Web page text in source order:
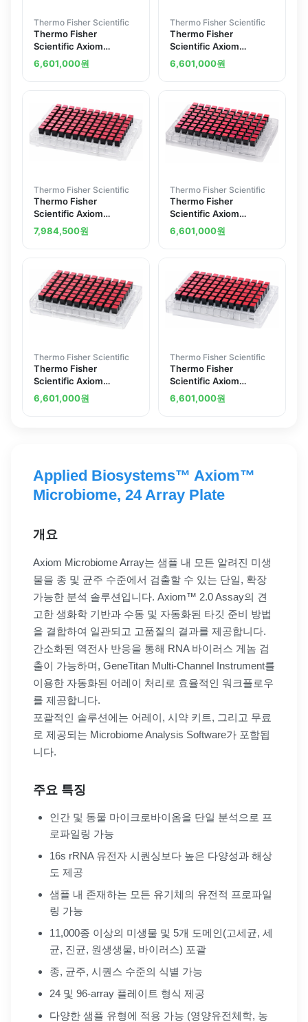
Thermo Fisher Scientific
Thermo Fisher
Scientific Axiom
Genome-Wide EAS 1
Array Plate
6,601,000원
Thermo Fisher Scientific
Thermo Fisher
Scientific Axiom
Genome-Wide AFR 1
Array Plate
6,601,000원
Thermo Fisher Scientific
Thermo Fisher
Scientific Axiom
PangenomiX Array Kit 1
x 96 plate kit
7,984,500원
Thermo Fisher Scientific
Thermo Fisher
Scientific Axiom
Genome-Wide CHB 2
Array Plate
6,601,000원
Thermo Fisher Scientific
Thermo Fisher
Scientific Axiom
Genome-Wide CHB 1
Array Plate
6,601,000원
Thermo Fisher Scientific
Thermo Fisher
Scientific Axiom
Genome-Wide LAT 96
array plate
6,601,000원
Applied Biosystems™ Axiom™
Microbiome, 24 Array Plate
개요
Axiom Microbiome Array는 샘플 내 모든 알려진 미생
물을 종 및 균주 수준에서 검출할 수 있는 단일, 확장
가능한 분석 솔루션입니다. Axiom™ 2.0 Assay의 견
고한 생화학 기반과 수동 및 자동화된 타깃 준비 방법
을 결합하여 일관되고 고품질의 결과를 제공합니다.
간소화된 역전사 반응을 통해 RNA 바이러스 게놈 검
출이 가능하며, GeneTitan Multi-Channel Instrument를
이용한 자동화된 어레이 처리로 효율적인 워크플로우
를 제공합니다.
포괄적인 솔루션에는 어레이, 시약 키트, 그리고 무료
로 제공되는 Microbiome Analysis Software가 포함됩
니다.
주요 특징
인간 및 동물 마이크로바이옴을 단일 분석으로 프
로파일링 가능
16s rRNA 유전자 시퀀싱보다 높은 다양성과 해상
도 제공
샘플 내 존재하는 모든 유기체의 유전적 프로파일
링 가능
11,000종 이상의 미생물 및 5개 도메인(고세균, 세
균, 진균, 원생생물, 바이러스) 포괄
종, 균주, 시퀀스 수준의 식별 가능
24 및 96-array 플레이트 형식 제공
다양한 샘플 유형에 적용 가능 (영양유전체학, 농